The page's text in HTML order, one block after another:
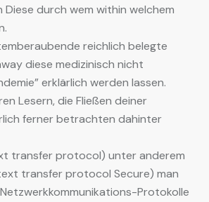
durch wem within welchem
reichlich belegte
diese medizinisch nicht
erklärlich werden lassen.
Lesern, die Fließen deiner
ferner betrachten dahinter
transfer protocol) unter anderem
transfer protocol Secure) man
Protokolle